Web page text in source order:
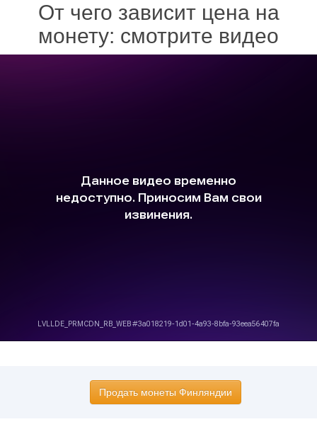
От чего зависит цена на
монету: смотрите видео
Продать монеты Финляндии